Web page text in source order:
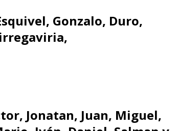
Gonzalo, Duro,
Jonatan, Juan, Miguel,